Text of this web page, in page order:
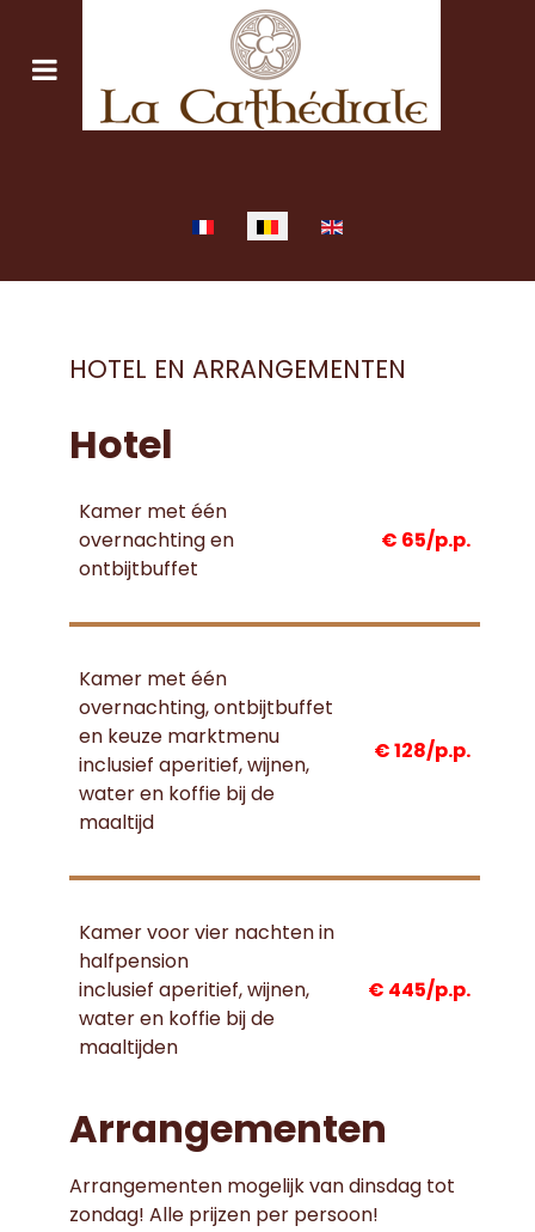
Selecteer uw taal
HOTEL EN ARRANGEMENTEN
Hotel
Kamer met één
overnachting en
ontbijtbuffet
€ 65/p.p.
Kamer met één
overnachting, ontbijtbuffet
en keuze marktmenu
inclusief aperitief, wijnen,
water en koffie bij de
maaltijd
€ 128/p.p.
Kamer voor vier nachten in
halfpension
inclusief aperitief, wijnen,
water en koffie bij de
maaltijden
€ 445/p.p.
Arrangementen
Arrangementen mogelijk van dinsdag tot
zondag! Alle prijzen per persoon!